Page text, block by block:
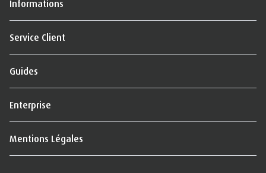
Informations
Service Client
Guides
Enterprise
Mentions Légales